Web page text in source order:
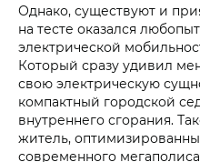
Однако, существуют и
на тесте оказался
электрической
Который сразу удивил
свою электрическую
компактный городской
внутреннего сгорания.
житель,
современного